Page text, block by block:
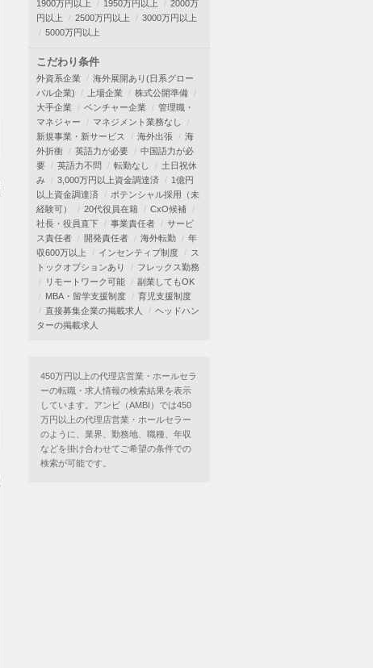
1900万円以上
1950万円以上
2000万
円以上
2500万円以上
3000万円以上
5000万円以上
こだわり条件
外資系企業
海外展開あり(日系グロー
バル企業)
上場企業
株式公開準備
大手企業
ベンチャー企業
管理職・
マネジャー
マネジメント業務なし
新規事業・新サービス
海外出張
海
外折衝
英語力が必要
中国語力が必
要
英語力不問 転勤なし
土日祝休
み
3,000万円以上資金調達済
1億円
以上資金調達済
ポテンシャル採用（未
経験可）
20代役員在籍
CxO候補
社長・役員直下
事業責任者
サービ
ス責任者
開発責任者 海外転勤
年
収600万以上
インセンティブ制度
ス
トックオプションあり
フレックス勤務
リモートワーク可能
副業してもOK
MBA・留学支援制度
育児支援制度
直接募集企業の掲載求人
ヘッドハン
ターの掲載求人
450万円以上の代理店営業・ホールセラ
ーの転職・求人情報の検索結果を表示
しています。アンビ（AMBI）では450
万円以上の代理店営業・ホールセラー
のように、業界、勤務地、職種、年収
などを掛け合わせてご希望の条件での
検索が可能です。